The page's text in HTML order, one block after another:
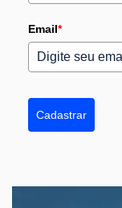
Email*
Cadastrar